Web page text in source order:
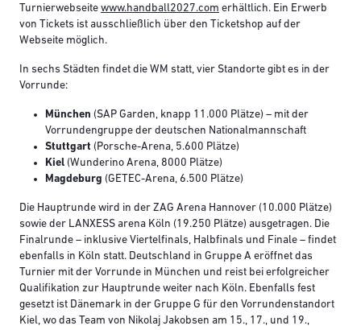
Turnierwebseite www.handball2027.com erhältlich. Ein Erwerb
von Tickets ist ausschließlich über den Ticketshop auf der
Webseite möglich.
In sechs Städten findet die WM statt, vier Standorte gibt es in der
Vorrunde:
München (SAP Garden, knapp 11.000 Plätze) – mit der
Vorrundengruppe der deutschen Nationalmannschaft
Stuttgart (Porsche-Arena, 5.600 Plätze)
Kiel (Wunderino Arena, 8000 Plätze)
Magdeburg (GETEC-Arena, 6.500 Plätze)
Die Hauptrunde wird in der ZAG Arena Hannover (10.000 Plätze)
sowie der LANXESS arena Köln (19.250 Plätze) ausgetragen. Die
Finalrunde – inklusive Viertelfinals, Halbfinals und Finale – findet
ebenfalls in Köln statt. Deutschland in Gruppe A eröffnet das
Turnier mit der Vorrunde in München und reist bei erfolgreicher
Qualifikation zur Hauptrunde weiter nach Köln. Ebenfalls fest
gesetzt ist Dänemark in der Gruppe G für den Vorrundenstandort
Kiel, wo das Team von Nikolaj Jakobsen am 15., 17., und 19.,